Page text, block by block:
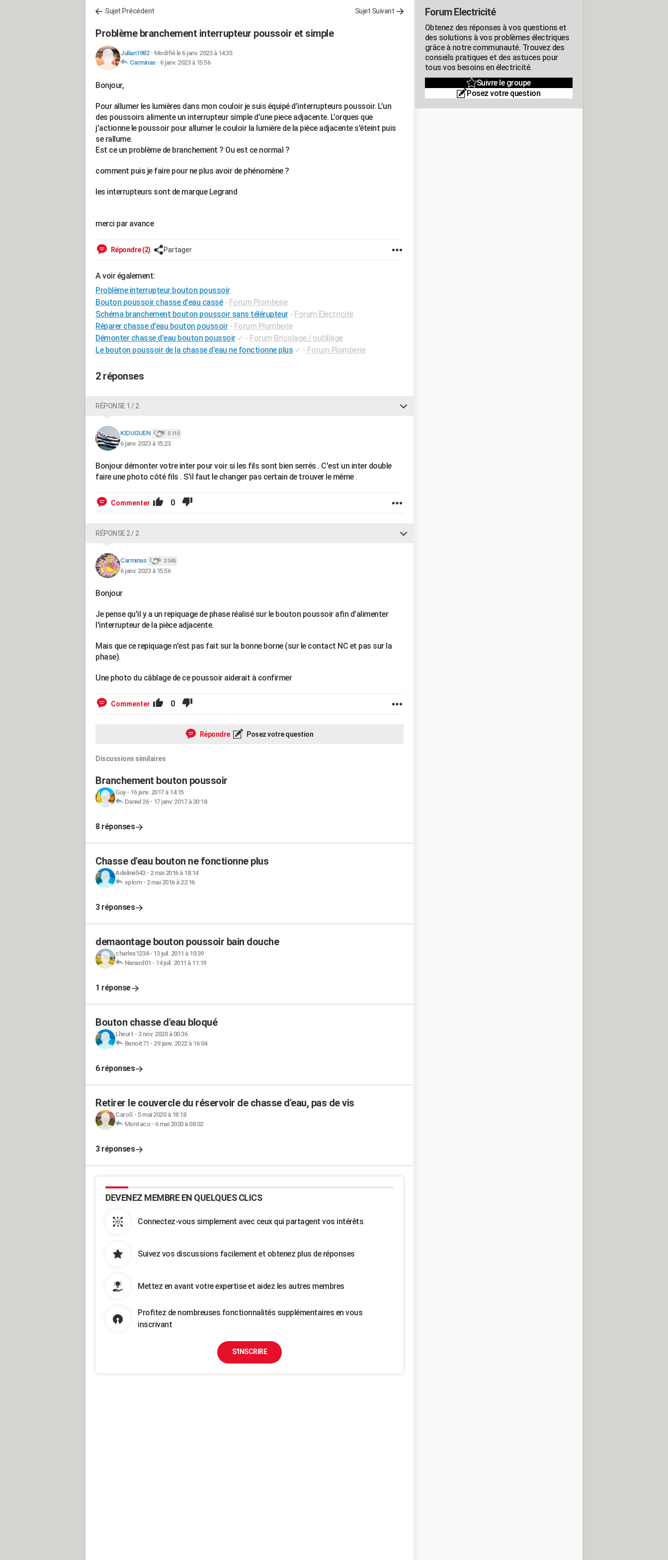
Sujet Précédent Sujet Suivant
Problème branchement interrupteur poussoir et simple
Julian1982- Modifié le 6 janv. 2023 à 14:35
Carminas- 6 janv. 2023 à 15:56
Bonjour,
Pour allumer les lumières dans mon couloir je suis équipé d’interrupteurs poussoir. L’un
des poussoirs alimente un interrupteur simple d’une piece adjacente. L’orques que
j’actionne le poussoir pour allumer le couloir la lumière de la pièce adjacente s’éteint puis
se rallume.
Est ce un problème de branchement ? Ou est ce normal ?
comment puis je faire pour ne plus avoir de phénomène ?
les interrupteurs sont de marque Legrand
merci par avance
Répondre (2) Partager
A voir également:
Problème interrupteur bouton poussoir
Bouton poussoir chasse d'eau cassé - Forum Plomberie
Schéma branchement bouton poussoir sans télérupteur - Forum Electricité
Réparer chasse d'eau bouton poussoir - Forum Plomberie
Démonter chasse d'eau bouton poussoir ✓ - Forum Bricolage / outillage
Le bouton poussoir de la chasse d'eau ne fonctionne plus ✓ - Forum Plomberie
2 réponses
RÉPONSE 1 / 2
KIDUGUEN 5 110
6 janv. 2023 à 15:23
Bonjour démonter votre inter pour voir si les fils sont bien serrés . C'est un inter double
faire une photo côté fils . S'il faut le changer pas certain de trouver le même .
Commenter 0
RÉPONSE 2 / 2
Carminas 2 045
6 janv. 2023 à 15:56
Bonjour
Je pense qu'il y a un repiquage de phase réalisé sur le bouton poussoir afin d'alimenter
l'interrupteur de la pièce adjacente.
Mais que ce repiquage n'est pas fait sur la bonne borne (sur le contact NC et pas sur la
phase).
Une photo du câblage de ce poussoir aiderait à confirmer
Commenter 0
Répondre Posez votre question
Discussions similaires
Branchement bouton poussoir
Guy- 16 janv. 2017 à 14:15
Daniel 26- 17 janv. 2017 à 20:18
8 réponses
Chasse d'eau bouton ne fonctionne plus
Adeline543- 2 mai 2016 à 18:14
xplom- 2 mai 2016 à 22:16
3 réponses
demaontage bouton poussoir bain douche
charles1234- 13 juil. 2011 à 10:39
Nanard01 - 14 juil. 2011 à 11:19
1 réponse
Bouton chasse d'eau bloqué
Lheurt - 3 nov. 2020 à 00:36
Benoit71 - 29 janv. 2022 à 16:04
6 réponses
Retirer le couvercle du réservoir de chasse d'eau, pas de vis
CaroS - 5 mai 2020 à 18:18
Montaco- 6 mai 2020 à 08:02
3 réponses
DEVENEZ MEMBRE EN QUELQUES CLICS
Connectez-vous simplement avec ceux qui partagent vos intérêts
Suivez vos discussions facilement et obtenez plus de réponses
Mettez en avant votre expertise et aidez les autres membres
Profitez de nombreuses fonctionnalités supplémentaires en vous
inscrivant
S'INSCRIRE
Forum Electricité
Obtenez des réponses à vos questions et
des solutions à vos problèmes électriques
grâce à notre communauté. Trouvez des
conseils pratiques et des astuces pour
tous vos besoins en électricité.
Suivre le groupe
Posez votre question